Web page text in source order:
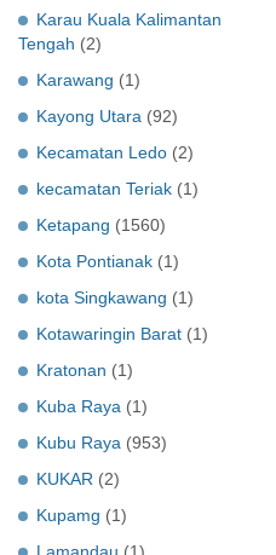
Karau Kuala Kalimantan
Tengah (2)
Karawang (1)
Kayong Utara (92)
Kecamatan Ledo (2)
kecamatan Teriak (1)
Ketapang (1560)
Kota Pontianak (1)
kota Singkawang (1)
Kotawaringin Barat (1)
Kratonan (1)
Kuba Raya (1)
Kubu Raya (953)
KUKAR (2)
Kupamg (1)
Lamandau (1)